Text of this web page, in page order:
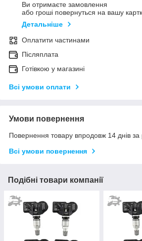
Ви отримаєте замовлення
або гроші повернуться на вашу
Детальніше
Оплатити частинами
Післяплата
Готівкою у магазині
Всі умови оплати
Умови повернення
Повернення товару впродовж 14 днів за
Всі умови повернення
Подібні товари компанії